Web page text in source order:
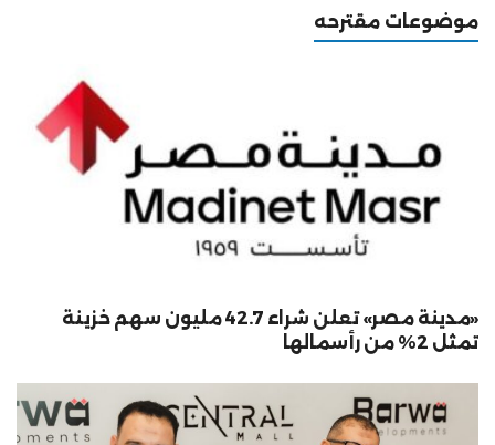
موضوعات مقترحه
«مدينة مصر» تعلن شراء 42.7 مليون سهم خزينة
تمثل 2% من رأسمالها